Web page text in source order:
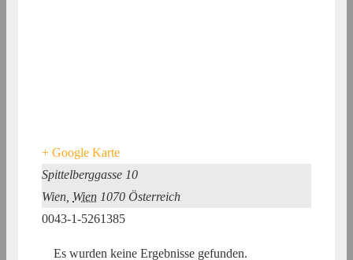
+ Google Karte
Spittelberggasse 10
Wien Wien 1070 Österreich
0043-1-5261385
Es wurden keine Ergebnisse gefunden.